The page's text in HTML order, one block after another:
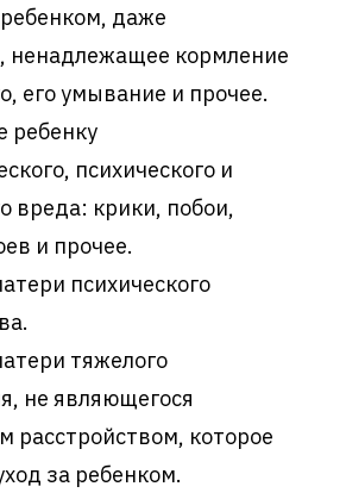
даже
ненадлежащее кормление
его умывание и прочее.
ребенку
психического и
вреда: крики, побои,
и прочее.
психического
тяжелого
не являющегося
расстройством, которое
за ребенком.